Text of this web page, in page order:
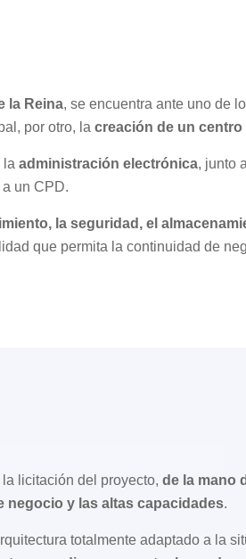
la Reina, se encuentra ante uno de
por otro, la creación de un centro
la administración electrónica, junto
un CPD.
la seguridad, el
que permita la continuidad de
licitación del proyecto, de la mano
negocio y las altas capacidades.
totalmente adaptado a la